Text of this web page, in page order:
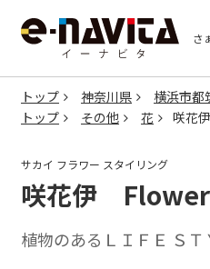
さ
トップ 神奈川県 横浜市都
トップ
その他 花 咲花
サカイ フラワー スタイリング
咲花伊
植物のあるＬＩＦＥ ＳＴ